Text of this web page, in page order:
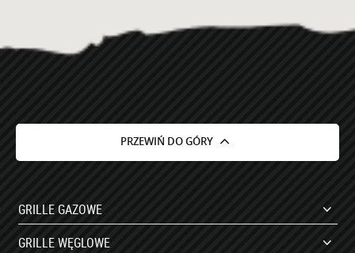
PRZEWIŃ DO GÓRY
GRILLE GAZOWE
GRILLE WĘGLOWE